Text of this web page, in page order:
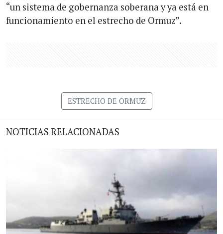
“un sistema de gobernanza soberana y ya está en
funcionamiento en el estrecho de Ormuz”.
ESTRECHO DE ORMUZ
NOTICIAS RELACIONADAS